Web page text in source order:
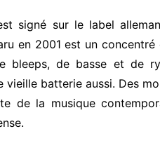
signé sur le label
en 2001 est un
bleeps, de basse et de
batterie aussi. Des
de la musique